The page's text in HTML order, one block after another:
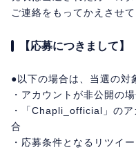
ご連絡をもってかえさせて
【応募につきまして】
●以下の場合は、当選の対
・アカウントが非公開の
・「Chapli_official」の
合
・応募条件となるリツイ